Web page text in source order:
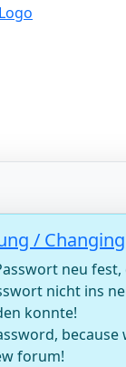
/
neu
nicht ins
konnte!
forum!